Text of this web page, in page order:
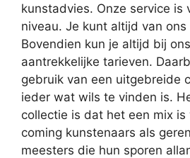
kunstadvies. Onze service is
niveau. Je kunt altijd van ons
Bovendien kun je altijd bij
aantrekkelijke tarieven.
gebruik van een uitgebreide
ieder wat wils te vinden is.
collectie is dat het een mix is
coming kunstenaars als
meesters die hun sporen